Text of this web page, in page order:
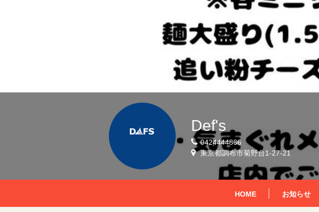
Def's
0424444866
東京都調布市菊野台1-27-21
HOME お知らせ